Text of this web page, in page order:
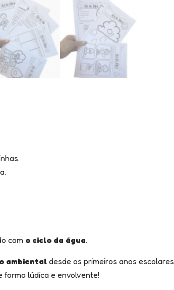
com o ciclo da água.
ambientaldesde os primeiros anos escolares,
forma lúdica e envolvente!